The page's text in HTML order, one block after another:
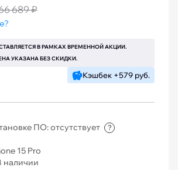
689 ₽
В РАМКАХ ВРЕМЕННОЙ АКЦИИ.
УКАЗАНА БЕЗ СКИДКИ.
Кэшбек +579 руб.
ПО: отсутствует ?
15 Pro
наличии